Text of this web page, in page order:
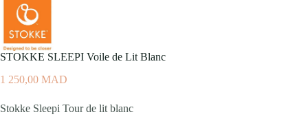
STOKKE SLEEPI Voile de Lit Blanc
1 250,00 MAD
Stokke Sleepi Tour de lit blanc